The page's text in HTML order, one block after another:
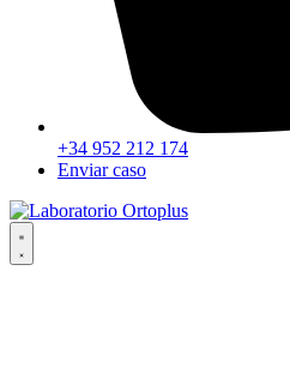
+34 952 212 174
Enviar caso